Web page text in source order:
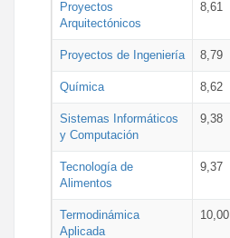
Proyectos
Arquitectónicos
8,61
Proyectos de Ingeniería 8,79
Química 8,62
Sistemas Informáticos
y Computación
9,38
Tecnología de
Alimentos
9,37
Termodinámica
Aplicada
10,00